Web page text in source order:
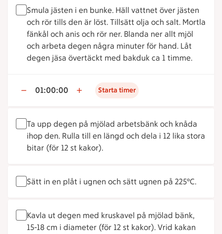
Smula jästen i en bunke. Häll vattnet över jästen
och rör tills den är löst. Tillsätt olja och salt. Mortla
fänkål och anis och rör ner. Blanda ner allt mjöl
och arbeta degen några minuter för hand. Låt
degen jäsa övertäckt med bakduk ca 1 timme.
01:00:00 Starta timer
Ta upp degen på mjölad arbetsbänk och knåda
ihop den. Rulla till en längd och dela i 12 lika stora
bitar (för 12 st kakor).
Sätt in en plåt i ugnen och sätt ugnen på 225°C.
Kavla ut degen med kruskavel på mjölad bänk,
15-18 cm i diameter (för 12 st kakor). Vrid kakan